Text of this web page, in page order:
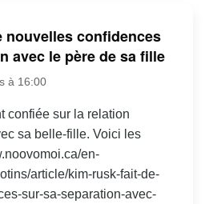
nouvelles confidences
avec le père de sa fille
à 16:00
confiée sur la relation
sa belle-fille. Voici les
en-
article/kim-rusk-fait-de-
sur-sa-separation-avec-